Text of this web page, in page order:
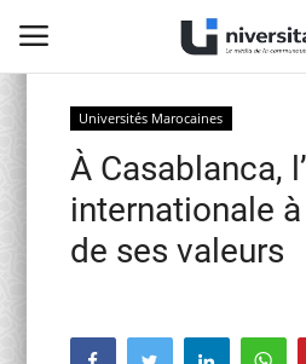
Contact
Education Nationale
Universités Marocaines
À Casablanca,
internationale à
de ses valeurs